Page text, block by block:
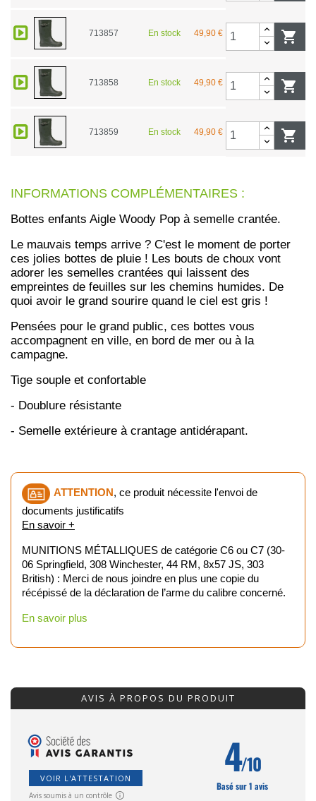
713857 En stock 49,90 € 
713858 En stock 49,90 € 
713859 En stock 49,90 € 
INFORMATIONS COMPLÉMENTAIRES :
Bottes enfants Aigle Woody Pop à semelle crantée.
Le mauvais temps arrive ? C'est le moment de porter
ces jolies bottes de pluie ! Les bouts de choux vont
adorer les semelles crantées qui laissent des
empreintes de feuilles sur les chemins humides. De
quoi avoir le grand sourire quand le ciel est gris !
Pensées pour le grand public, ces bottes vous
accompagnent en ville, en bord de mer ou à la
campagne.
Tige souple et confortable
- Doublure résistante
- Semelle extérieure à crantage antidérapant.
ATTENTION, ce produit nécessite l'envoi de
documents justificatifs
En savoir +
MUNITIONS MÉTALLIQUES de catégorie C6 ou C7 (30-
06 Springfield, 308 Winchester, 44 RM, 8x57 JS, 303
British) : Merci de nous joindre en plus une copie du
récépissé de la déclaration de l’arme du calibre concerné.
En savoir plus
AVIS À PROPOS DU PRODUIT
VOIR L'ATTESTATION
Avis soumis à un contrôle
4/10
Basé sur 1 avis